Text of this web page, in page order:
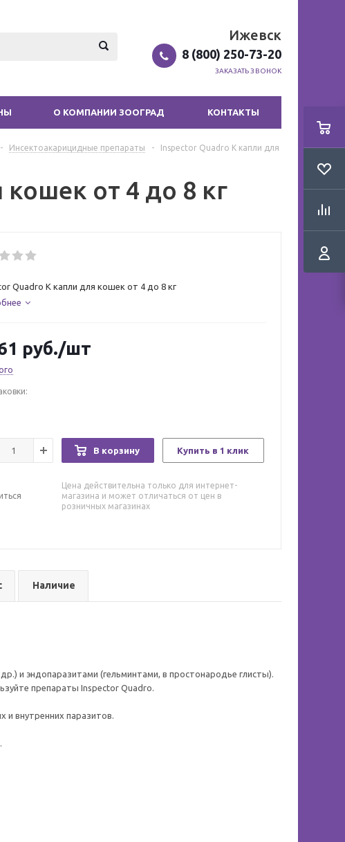
Ижевск
8 (800) 250-73-20
ЗАКАЗАТЬ ЗВОНОК
О КОМПАНИИ ЗООГРАД КОНТАКТЫ
- Инсектоакарицидные препараты -
Inspector Quadro К капли для
от 4 до 8 кг
Quadro К капли для кошек от 4 до 8 кг
руб./шт
В корзину Купить в 1 клик
Цена действительна только для интернет-
магазина и может отличаться от цен в
розничных магазинах
Наличие
и эндопаразитами (гельминтами, в простонародье глисты).
препараты Inspector Quadro.
и внутренних паразитов.